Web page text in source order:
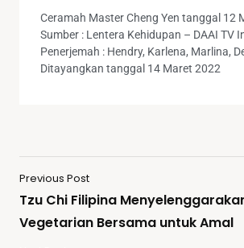
Ceramah Master Cheng Yen tanggal 12
Sumber : Lentera Kehidupan – DAAI TV
Penerjemah : Hendry, Karlena, Marlina,
Ditayangkan tanggal 14 Maret 2022
Previous Post
Tzu Chi Filipina
Vegetarian Bersama untuk Amal